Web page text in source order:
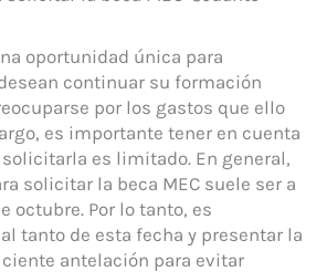
oportunidad única para
continuar su formación
por los gastos que ello
es importante tener en cuenta
es limitado. En general,
solicitar la beca MEC suele ser a
octubre. Por lo tanto, es
tanto de esta fecha y presentar la
antelación para evitar